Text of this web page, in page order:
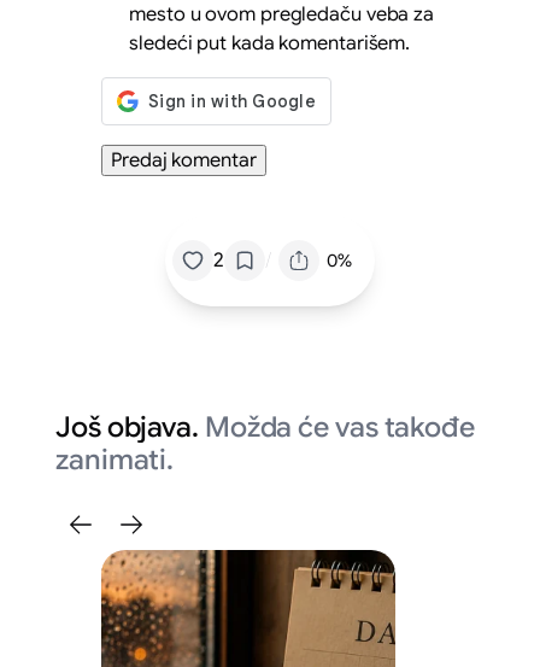
mesto u ovom pregledaču veba za
sledeći put kada komentarišem.
2 / 0%
Još objava. Možda će vas takođe
zanimati.